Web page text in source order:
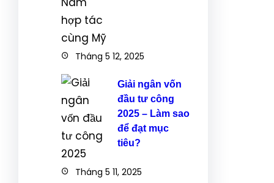
Tháng 5 12, 2025
Giải ngân vốn
đầu tư công
2025 – Làm sao
để đạt mục
tiêu?
Tháng 5 11, 2025